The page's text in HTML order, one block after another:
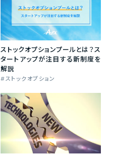
ストックオプションプールとは？ス
タートアップが注目する新制度を
解説
ストックオプション